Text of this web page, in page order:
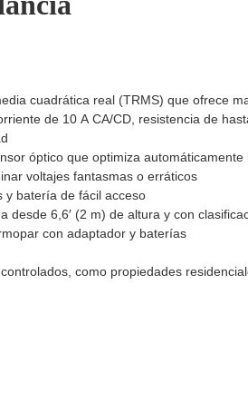
Analógicos Videoporteros IP
cuadrática real (TRMS) que ofrece
de 10 A CA/CD, resistencia de
óptico que optimiza
voltajes fantasmas o erráticos
y batería de fácil acceso
6,6′ (2 m) de altura y con
con adaptador y baterías
como propiedades